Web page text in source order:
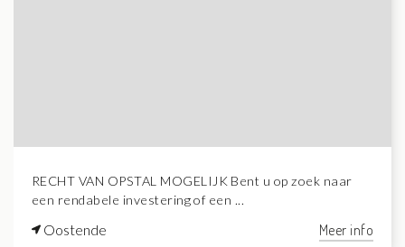
RECHT VAN OPSTAL MOGELIJK Bent u op zoek naar
een rendabele investering of een ...
Oostende Meer info